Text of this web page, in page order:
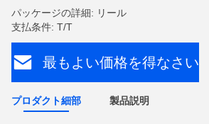
パッケージの詳細: リール
支払条件: T/T
最もよい価格を得なさい
プロダクト細部 製品説明